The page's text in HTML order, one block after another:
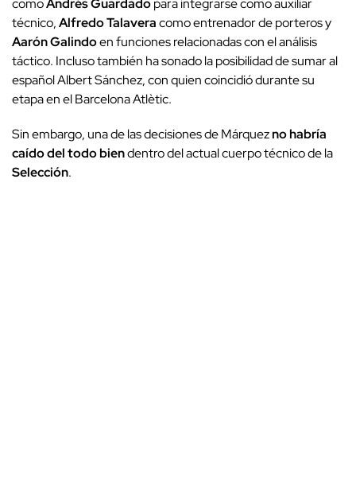
comoAndrés Guardadopara integrarse como auxiliar
técnico,Alfredo Talaveracomo entrenador de porteros y
Aarón Galindoen funciones relacionadas con el análisis
táctico. Incluso también ha sonado la posibilidad de sumar al
español Albert Sánchez, con quien coincidió durante su
etapa en el Barcelona Atlètic.
Sin embargo, una de las decisiones de Márquezno habría
caído del todo biendentro del actual cuerpo técnico de la
Selección.